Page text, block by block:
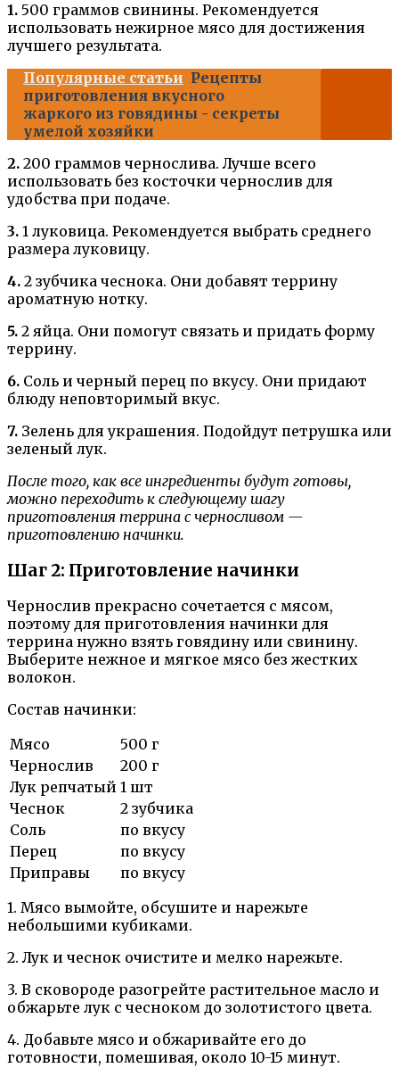
1. 500 граммов свинины. Рекомендуется
использовать нежирное мясо для достижения
лучшего результата.
Популярные статьи Рецепты
приготовления вкусного
жаркого из говядины - секреты
умелой хозяйки
2. 200 граммов чернослива. Лучше всего
использовать без косточки чернослив для
удобства при подаче.
3. 1 луковица. Рекомендуется выбрать среднего
размера луковицу.
4. 2 зубчика чеснока. Они добавят террину
ароматную нотку.
5. 2 яйца. Они помогут связать и придать форму
террину.
6. Соль и черный перец по вкусу. Они придают
блюду неповторимый вкус.
7. Зелень для украшения. Подойдут петрушка или
зеленый лук.
После того, как все ингредиенты будут готовы,
можно переходить к следующему шагу
приготовления террина с черносливом —
приготовлению начинки.
Шаг 2: Приготовление начинки
Чернослив прекрасно сочетается с мясом,
поэтому для приготовления начинки для
террина нужно взять говядину или свинину.
Выберите нежное и мягкое мясо без жестких
волокон.
Состав начинки:
Мясо
500 г
Чернослив
200 г
Лук репчатый 1 шт
Чеснок
2 зубчика
Соль
по вкусу
Перец
по вкусу
Приправы
по вкусу
1. Мясо вымойте, обсушите и нарежьте
небольшими кубиками.
2. Лук и чеснок очистите и мелко нарежьте.
3. В сковороде разогрейте растительное масло и
обжарьте лук с чесноком до золотистого цвета.
4. Добавьте мясо и обжаривайте его до
готовности, помешивая, около 10-15 минут.